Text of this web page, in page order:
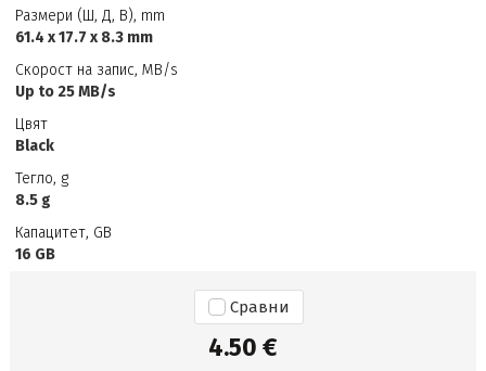
Размери (Ш, Д, В), mm
61.4 x 17.7 x 8.3 mm
Скорост на запис, MB/s
Up to 25 MB/s
Цвят
Black
Тегло, g
8.5 g
Капацитет, GB
16 GB
Сравни
4.50 €